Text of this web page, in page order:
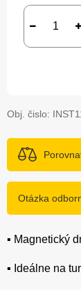
Obj. čislo:
Otázka
▪️ Magnetický
▪️ Ideálne na